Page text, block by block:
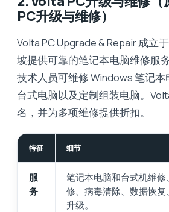
PC升级与维修）
Volta PC Upgrade & Repair 成立
坡提供可靠的笔记本电脑维修服
技术人员可维修 Windows 笔记本
台式电脑以及定制组装电脑。
名，并为多项维修提供折扣。
特征 细节
服
务
笔记本电脑和台式机维
修、病毒清除、数据恢
升级。